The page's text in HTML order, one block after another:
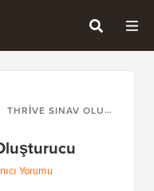
THRIVE SINAV OLUŞTURUCU
Yorumu